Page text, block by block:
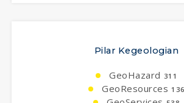
Pilar Kegeologian
GeoHazard 311
GeoResources 136